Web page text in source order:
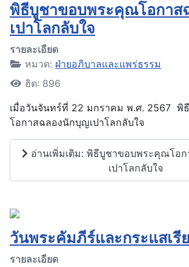
พิธีบูชาขอบพระคุณโอกาส
เปาโลกลับใจ
รายละเอียด
หมวด: ฝ่ายอภิบาลและแพร่ธรรม
ฮิต: 896
เมื่อวันจันทร์ที่ 22 มกราคม พ.ศ. 2567
โอกาสฉลองนักบุญเปาโลกลับใจ
อ่านเพิ่มเติม: พิธีบูชาขอบพระคุณโอ
เปาโลกลับใจ
วันพระคัมภีร์และกระแสเรี
รายละเอียด